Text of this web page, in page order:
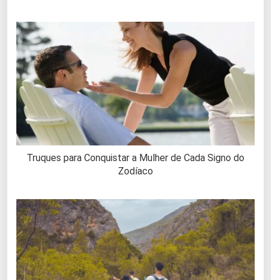
Truques para Conquistar a Mulher de Cada Signo do
Zodíaco